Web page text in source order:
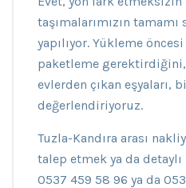
taşımalarımızın
yapılıyor. Yükleme
paketleme
evlerden çıkan eşyaları,
değerlendiriyoruz.
Tuzla-Kandıra arası
talep etmek ya da
0537 459 58 96 ya da